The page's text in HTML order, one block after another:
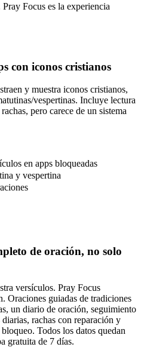
Focus es la experiencia
con iconos cristianos
y muestra iconos cristianos,
vespertinas. Incluye lectura
pero carece de un sistema
en apps bloqueadas
y vespertina
de oración, no solo
versículos. Pray Focus
Oraciones guiadas de tradiciones
un diario de oración, seguimiento
rachas con reparación y
Todos los datos quedan
gratuita de 7 días.